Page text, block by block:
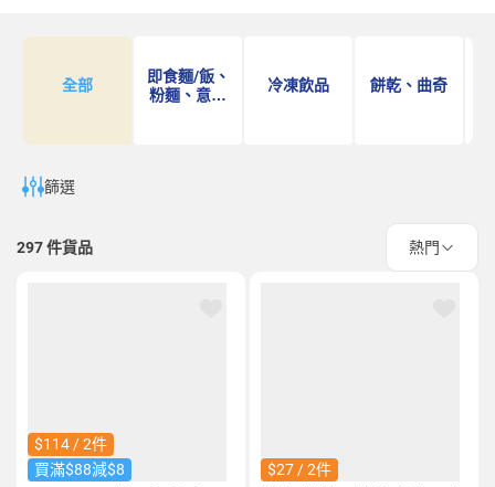
全部
即食麵/飯、
粉麵、意大
冷凍飲品 餅乾、曲奇
篩選
297件貨品 熱門
$114 / 2件
買滿$88減$8
$27 / 2件